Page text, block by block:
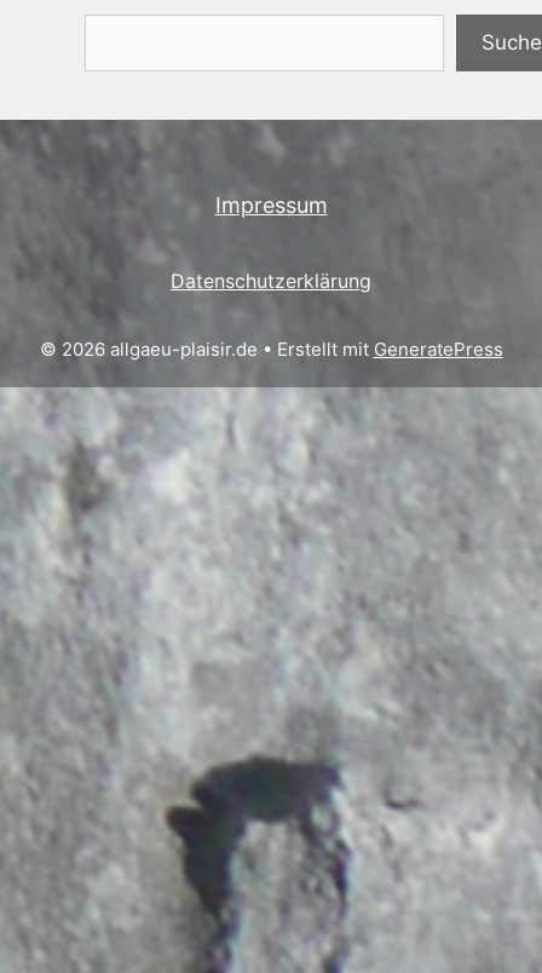
Impressum
Datenschutzerklärung
© 2026 allgaeu-plaisir.de • Erstellt mit GeneratePress